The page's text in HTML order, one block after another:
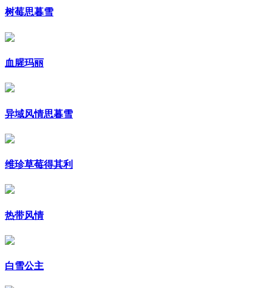
树莓思暮雪
血腥玛丽
异域风情思暮雪
维珍草莓得其利
热带风情
白雪公主